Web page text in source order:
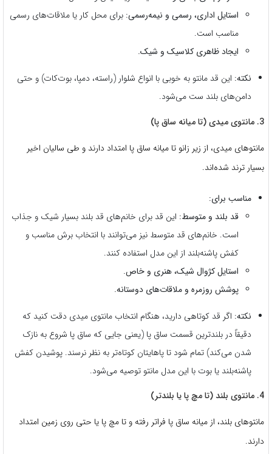
استایل اداری، رسمی و نیمه‌رسمی: برای محل کار یا ملاقات‌های رسمی
مناسب است.
ایجاد ظاهری کلاسیک و شیک.
نکته: این قد مانتو به خوبی با انواع شلوار (راسته، دمپا، بوت‌کات) و حتی
دامن‌های بلند ست می‌شود.
3. مانتوی میدی (تا میانه ساق پا)
مانتوهای میدی، از زیر زانو تا میانه ساق پا امتداد دارند و طی سالیان اخیر
بسیار ترند شده‌اند.
مناسب برای:
قد بلند و متوسط: این قد برای خانم‌های قد بلند بسیار شیک و جذاب
است. خانم‌های قد متوسط نیز می‌توانند با انتخاب برش مناسب و
کفش پاشنه‌بلند از این مدل استفاده کنند.
استایل کژوال شیک، هنری و خاص.
پوشش روزمره و ملاقات‌های دوستانه.
نکته: اگر قد کوتاهی دارید، هنگام انتخاب مانتوی میدی دقت کنید که
دقیقاً در بلندترین قسمت ساق پا (یعنی جایی که ساق پا شروع به نازک
شدن می‌کند) تمام شود تا پاهایتان کوتاه‌تر به نظر نرسند. پوشیدن کفش
پاشنه‌بلند یا بوت با این مدل مانتو توصیه می‌شود.
4. مانتوی بلند (تا مچ پا یا بلندتر)
مانتوهای بلند، از میانه ساق پا فراتر رفته و تا مچ پا یا حتی روی زمین امتداد
دارند.